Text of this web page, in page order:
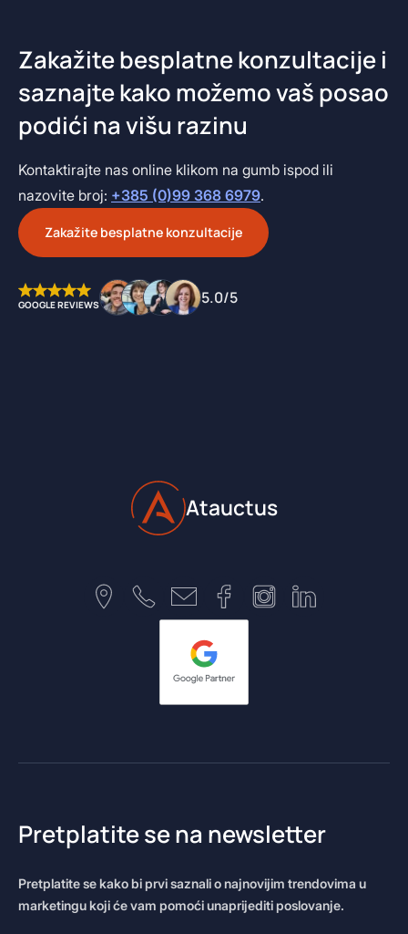
Zakažite besplatne konzultacije i
saznajte kako možemo vaš posao
podići na višu razinu
Kontaktirajte nas online klikom na gumb ispod ili
nazovite broj: +385 (0)99 368 6979.
Zakažite besplatne konzultacije
GOOGLE REVIEWS 5.0/5
Atauctus
Pretplatite se na newsletter
Pretplatite se kako bi prvi saznali o najnovijim trendovima u
marketingu koji će vam pomoći unaprijediti poslovanje.